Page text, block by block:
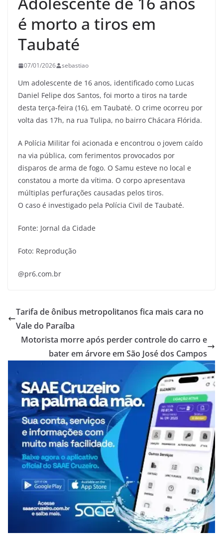
é morto a tiros em
Taubaté
07/01/2026 sebastiao
Um adolescente de 16 anos, identificado como Lucas
Daniel Felipe dos Santos, foi morto a tiros na tarde
desta terça-feira (16), em Taubaté. O crime ocorreu por
volta das 17h, na rua Tulipa, no bairro Chácara Flórida.
A Polícia Militar foi acionada e encontrou o jovem caído
na via pública, com ferimentos provocados por
disparos de arma de fogo. O Samu esteve no local e
constatou a morte da vítima. O corpo apresentava
múltiplas perfurações causadas pelos tiros.
O caso é investigado pela Polícia Civil de Taubaté.
Fonte: Jornal da Cidade
Foto: Reprodução
@pr6.com.br
Tarifa de ônibus metropolitanos fica mais cara no
Vale do Paraíba
Motorista morre após perder controle do carro e
bater em árvore em São José dos Campos